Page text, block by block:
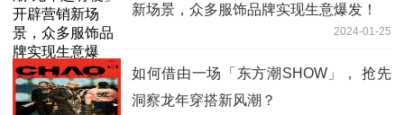
新场景，众多服饰品牌实现生意爆发！
2024-01-25
如何借由一场「东方潮SHOW」， 抢先
洞察龙年穿搭新风潮？